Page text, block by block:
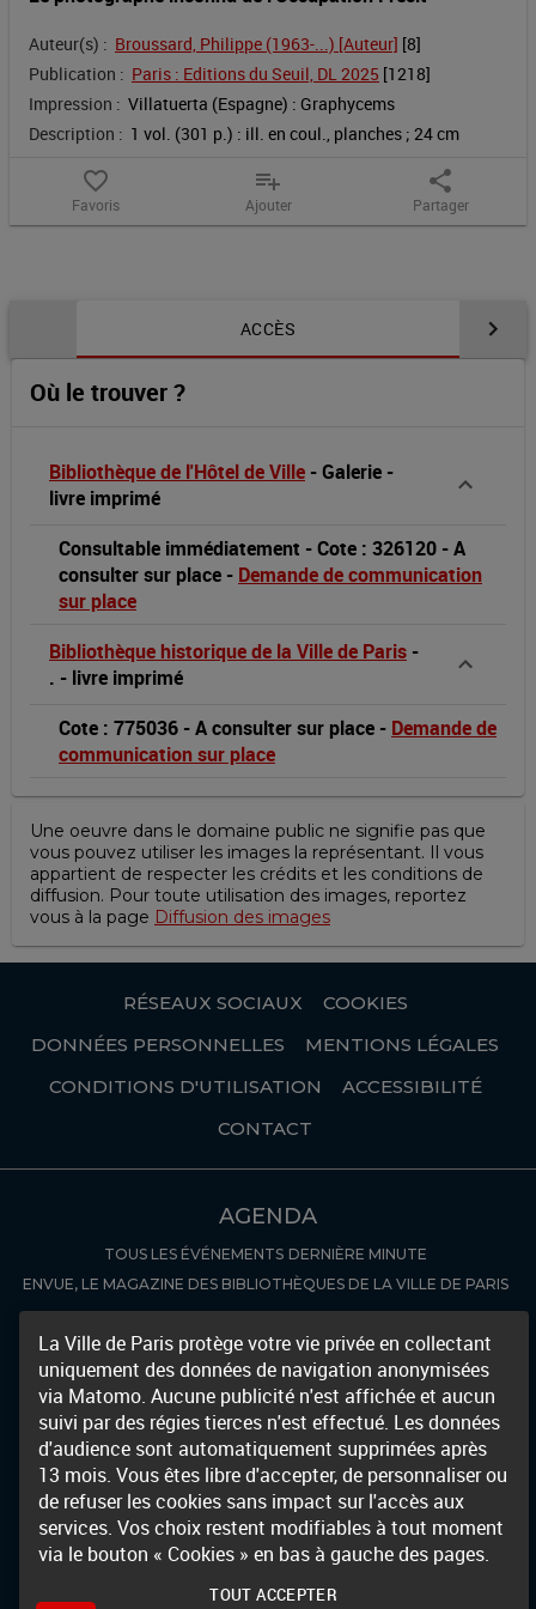
récit
Auteur(s) : Broussard, Philippe (1963-...) [Auteur] [8]
Publication : Paris : Editions du Seuil, DL 2025 [1218]
Impression : Villatuerta (Espagne) : Graphycems
Description : 1 vol. (301 p.) : ill. en coul., planches ; 24 cm
favorite_border
Favoris
playlist_add
Ajouter
share
Partager
Contenu de la notice
ACCÈS
Où le trouver ?
Bibliothèque de l'Hôtel de Ville -Galerie -
livre imprimé
Consultable immédiatement -Cote : 326120 -A
consulter sur place - Demande de communication
sur place
Bibliothèque historique de la Ville de Paris -
. - livre imprimé
Cote : 775036 -A consulter sur place - Demande de
communication sur place
Une oeuvre dans le domaine public ne signifie pas que
vous pouvez utiliser les images la représentant. Il vous
appartient de respecter les crédits et les conditions de
diffusion. Pour toute utilisation des images, reportez
vous à la page Diffusion des images
RÉSEAUX SOCIAUX
COOKIES
DONNÉES PERSONNELLES
MENTIONS LÉGALES
CONDITIONS D'UTILISATION
ACCESSIBILITÉ
CONTACT
AGENDA
TOUS LES ÉVÉNEMENTS DERNIÈRE MINUTE
ENVUE, LE MAGAZINE DES BIBLIOTHÈQUES DE LA VILLE DE PARIS
COLLECTIONS NUMÉRISÉES
RÉCEMMENT NUMÉRISÉ AUTRES BIBLIOTHÈQUES NUMÉRIQUES
DÉCOUVERTE
FOCUS NOUVEAUTÉS
ARCHIVES & MANUSCRITS
LES INVENTAIRES FOCUS ARCHIVES
INFOS & SERVICES
La Ville de Paris protège votre vie privée en collectant
uniquement des données de navigation anonymisées
via Matomo. Aucune publicité n'est affichée et aucun
suivi par des régies tierces n'est effectué. Les données
d'audience sont automatiquement supprimées après
13 mois. Vous êtes libre d'accepter, de personnaliser ou
de refuser les cookies sans impact sur l'accès aux
services. Vos choix restent modifiables à tout moment
via le bouton « Cookies » en bas à gauche des pages.
TOUT ACCEPTER